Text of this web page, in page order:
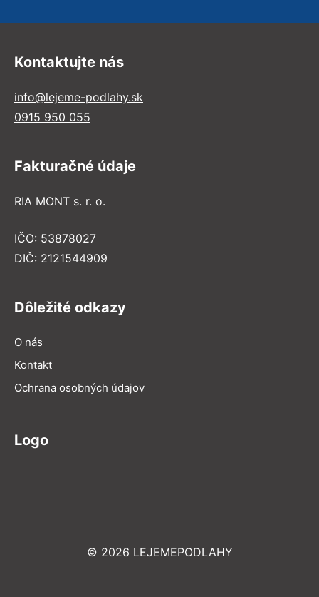
Kontaktujte nás
info@lejeme-podlahy.sk
0915 950 055
Fakturačné údaje
RIA MONT s. r. o.
IČO: 53878027
DIČ: 2121544909
Dôležité odkazy
O nás
Kontakt
Ochrana osobných údajov
Logo
© 2026 LEJEMEPODLAHY